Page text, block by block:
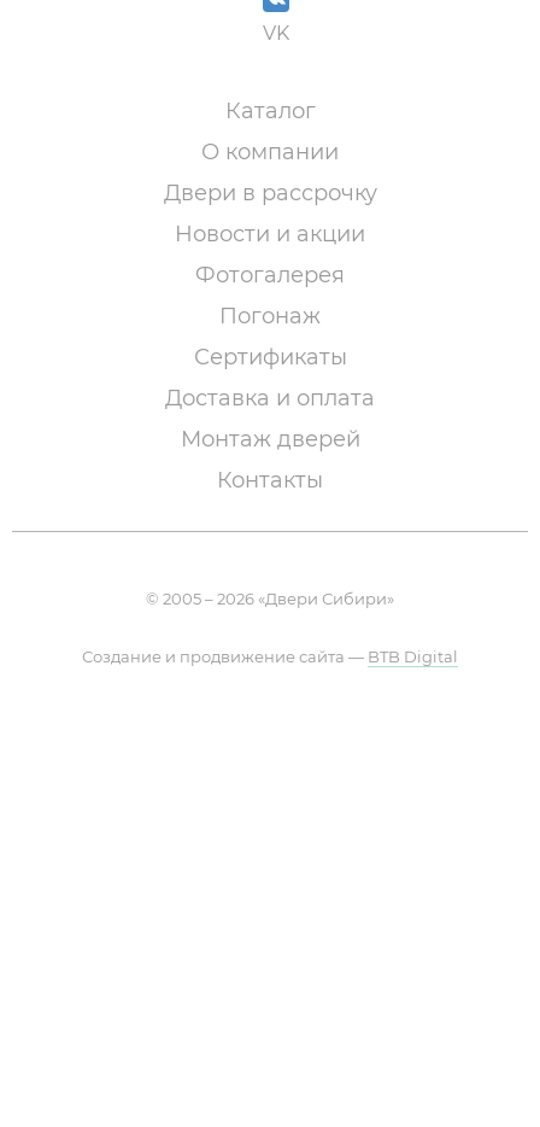
VK
Каталог
О компании
Двери в рассрочку
Новости и акции
Фотогалерея
Погонаж
Сертификаты
Доставка и оплата
Монтаж дверей
Контакты
© 2005 – 2026 «Двери Сибири»
Создание и продвижение сайта — BTB Digital